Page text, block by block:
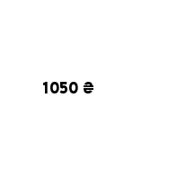
1050 ₴